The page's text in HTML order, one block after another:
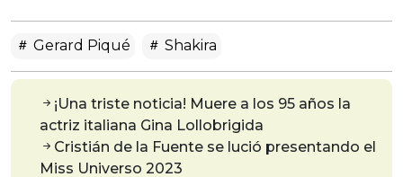
Gerard Piqué Shakira
¡Una triste noticia! Muere a los 95 años la
actriz italiana Gina Lollobrigida
Cristián de la Fuente se lució presentando el
Miss Universo 2023